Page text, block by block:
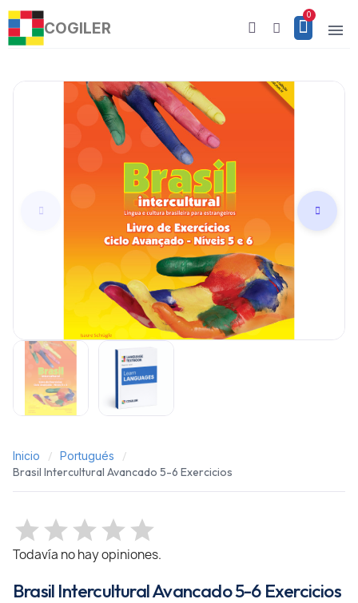
COGILER
Inicio Portugués
Brasil Intercultural Avancado 5-6 Exercicios
Todavía no hay opiniones.
Brasil Intercultural Avancado 5-6 Exercicios